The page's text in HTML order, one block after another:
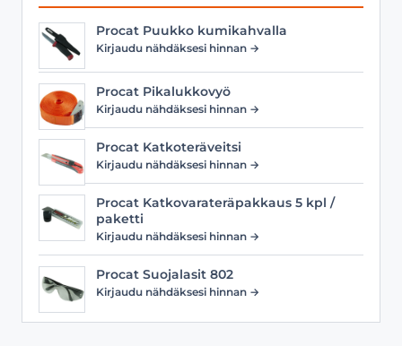
Procat Puukko kumikahvalla
Kirjaudu nähdäksesi hinnan →
Procat Pikalukkovyö
Kirjaudu nähdäksesi hinnan →
Procat Katkoteräveitsi
Kirjaudu nähdäksesi hinnan →
Procat Katkovarateräpakkaus 5 kpl /
paketti
Kirjaudu nähdäksesi hinnan →
Procat Suojalasit 802
Kirjaudu nähdäksesi hinnan →